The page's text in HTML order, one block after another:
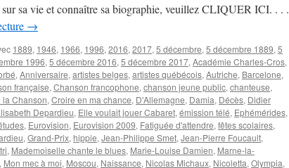
sa vie et connaître sa biographie, veuillez CLIQUER ICI. . . .
→
1889, 1946, 1966, 1996, 2016, 2017, 5 décembre, 5 décembre 1889, 5
1996, 5 décembre 2016, 5 décembre 2017, Académie Charles-Cros,
, Anniversaire, artistes belges, artistes québécois, Autriche, Barcelone,
française, Chanson francophone, chanson jeune public, chanteuse,
Chanson, Croire en ma chance, D'Allemagne, Damia, Décès, Didier
Depardieu, Elle voulait jouer Cabaret, émission télé, Ephémérides,
, Eurovision, Eurovision 2009, Fatiguée d'attendre, fêtes scolaires,
, Grand-Prix, hippie, Jean-Philippe Smet, Jean-Pierre Foucault,
, Mademoiselle chante le blues, Marie-Louise Damien, Marne-la-
, Mon mec à moi, Moscou, Naissance, Nicolas Michaux, Nicoletta, Olympia,